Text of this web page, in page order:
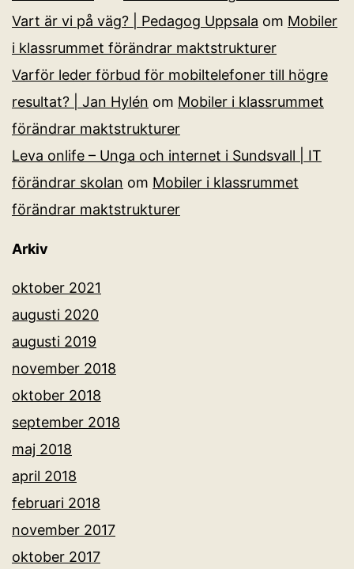
Vart är vi på väg? | Pedagog Uppsala om Mobiler
i klassrummet förändrar maktstrukturer
Varför leder förbud för mobiltelefoner till högre
resultat? | Jan Hylén om Mobiler i klassrummet
förändrar maktstrukturer
Leva onlife – Unga och internet i Sundsvall | IT
förändrar skolan om Mobiler i klassrummet
förändrar maktstrukturer
Arkiv
oktober 2021
augusti 2020
augusti 2019
november 2018
oktober 2018
september 2018
maj 2018
april 2018
februari 2018
november 2017
oktober 2017